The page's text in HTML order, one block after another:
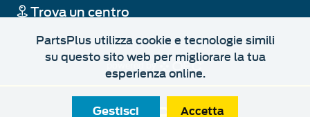
Trova un centro
powered by
PartsPlus utilizza cookie e tecnologie simili
su questo sito web per migliorare la tua
esperienza online.
Gestisci Accetta